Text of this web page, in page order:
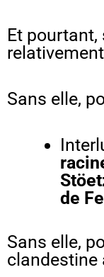
Et
Sans elle,
de
Sans elle,
clandestine